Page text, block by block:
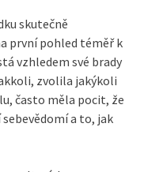
skutečně
první pohled téměř k
vzhledem své brady
zvolila jakýkoli
často měla pocit, že
a to, jak